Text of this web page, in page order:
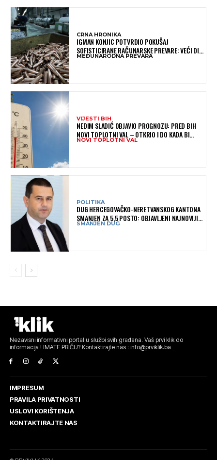
CRNA HRONIKA
IGMAN KONJIC POTVRDIO POKUŠAJ
SOFISTICIRANE RAČUNARSKE PREVARE: VEĆI DIO
NOVCA BLOKIRAN, OČEKUJE SE POVRAT
MEĐUNARODNA PREVARA
VIJESTI BIH
NEDIM SLADIĆ OBJAVIO PROGNOZU: PRED BIH
NOVI TOPLOTNI VAL – OTKRIO I DO KADA BI
MOGAO TRAJATI
NOVI TOPLOTNI VAL
POLITIKA
DUG HERCEGOVAČKO-NERETVANSKOG KANTONA
SMANJEN ZA 5,5 POSTO: OBJAVLJENI NAJNOVIJI
PODACI MINISTARSTVA FINANSIJA
SMANJEN DUG
Nezavisni informativni portal u službi svih građana. Vaš prvi klik do
informacija ! IMATE PRIČU? Kontaktirajte nas : info@prviklik.ba
IMPRESUM
PRAVILA PRIVATNOSTI
USLOVI KORIŠTENJA
KONTAKTIRAJTE NAS